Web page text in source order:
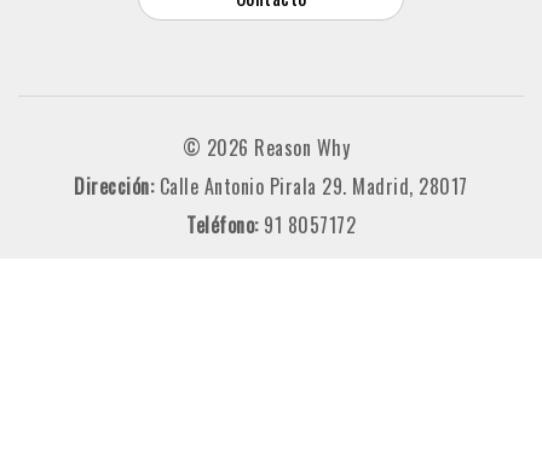
© 2026 Reason Why
Dirección: Calle Antonio Pirala 29. Madrid, 28017
Teléfono: 91 8057172